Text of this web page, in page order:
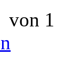
von 1